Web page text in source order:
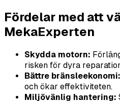
Fördelar med att
MekaExperten
Skydda motorn:
risken för dyra
Bättre bränsleekonomi:
och ökar effektiviteten.
Miljövänlig hantering: